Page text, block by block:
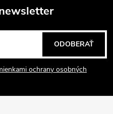
ochrany osobných
ODOBERAŤ